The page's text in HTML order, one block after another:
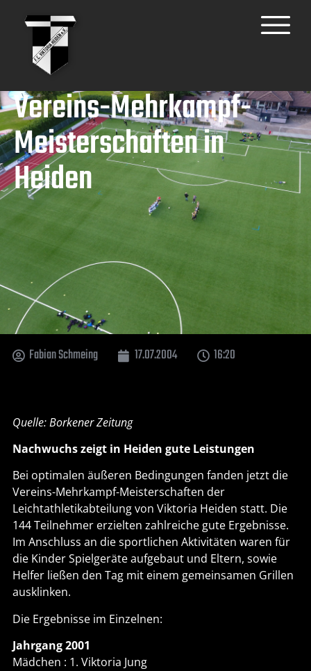
Vereins-Mehrkampf-
Meisterschaften in
Heiden
Fabian Schmeing 17.07.2004 16:20
Quelle: Borkener Zeitung
Nachwuchs zeigt in Heiden gute Leistungen
Bei optimalen äußeren Bedingungen fanden jetzt die
Vereins-Mehrkampf-Meisterschaften der
Leichtathletikabteilung von Viktoria Heiden statt. Die
144 Teilnehmer erzielten zahlreiche gute Ergebnisse.
Im Anschluss an die sportlichen Aktivitäten waren für
die Kinder Spielgeräte aufgebaut und Eltern, sowie
Helfer ließen den Tag mit einem gemeinsamen Grillen
ausklinken.
Die Ergebnisse im Einzelnen:
Jahrgang 2001
Mädchen : 1. Viktoria Jung